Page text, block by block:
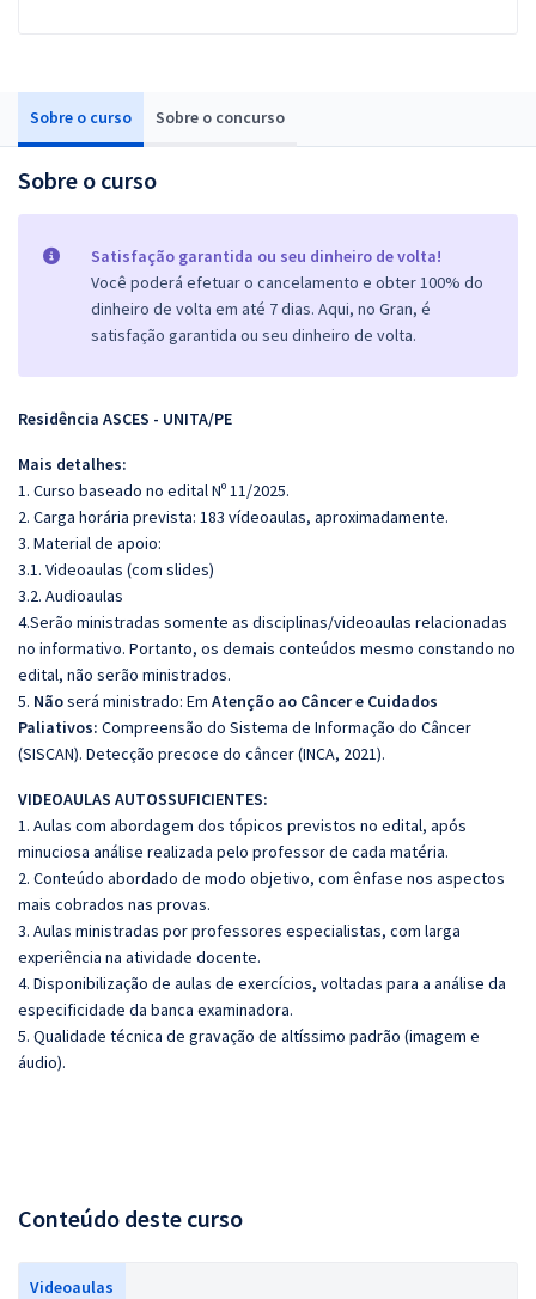
Sobre o curso Sobre o concurso
Sobre o curso
Satisfação garantida ou seu dinheiro de volta!
Você poderá efetuar o cancelamento e obter 100% do
dinheiro de volta em até 7 dias. Aqui, no Gran, é
satisfação garantida ou seu dinheiro de volta.
Residência ASCES - UNITA/PE
Mais detalhes:
1. Curso baseado no edital Nº 11/2025.
2. Carga horária prevista: 183 vídeoaulas, aproximadamente.
3. Material de apoio:
3.1. Videoaulas (com slides)
3.2. Audioaulas
4.Serão ministradas somente as disciplinas/videoaulas relacionadas
no informativo. Portanto, os demais conteúdos mesmo constando no
edital, não serão ministrados.
5. Nãoserá ministrado: Em Atenção ao Câncer e Cuidados
Paliativos: Compreensão do Sistema de Informação do Câncer
(SISCAN). Detecção precoce do câncer (INCA, 2021).
VIDEOAULAS AUTOSSUFICIENTES:
1. Aulas com abordagem dos tópicos previstos no edital, após
minuciosa análise realizada pelo professor de cada matéria.
2. Conteúdo abordado de modo objetivo, com ênfase nos aspectos
mais cobrados nas provas.
3. Aulas ministradas por professores especialistas, com larga
experiência na atividade docente.
4. Disponibilização de aulas de exercícios, voltadas para a análise da
especificidade da banca examinadora.
5. Qualidade técnica de gravação de altíssimo padrão (imagem e
áudio).
Conteúdo deste curso
Videoaulas